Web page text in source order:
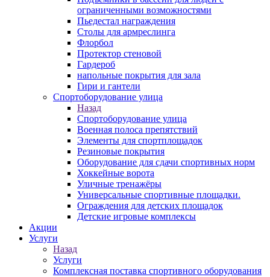
ограниченными возможностями
Пьедестал награждения
Столы для армреслинга
Флорбол
Протектор стеновой
Гардероб
напольные покрытия для зала
Гири и гантели
Спортоборудование улица
Назад
Спортоборудование улица
Военная полоса препятствий
Элементы для спортплощадок
Резиновые покрытия
Оборудование для сдачи спортивных норм
Хоккейные ворота
Уличные тренажёры
Универсальные спортивные площадки.
Ограждения для детских площадок
Детские игровые комплексы
Акции
Услуги
Назад
Услуги
Комплексная поставка спортивного оборудования